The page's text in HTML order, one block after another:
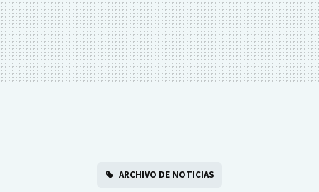
ARCHIVO DE NOTICIAS